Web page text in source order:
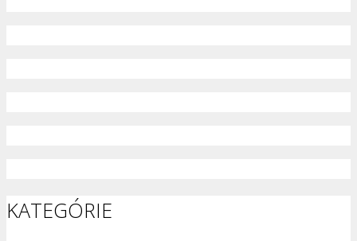
KATEGÓRIE